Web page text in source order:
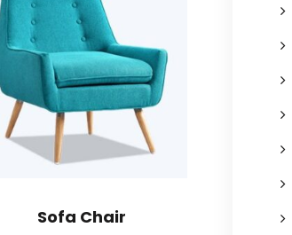
Sofa Chair